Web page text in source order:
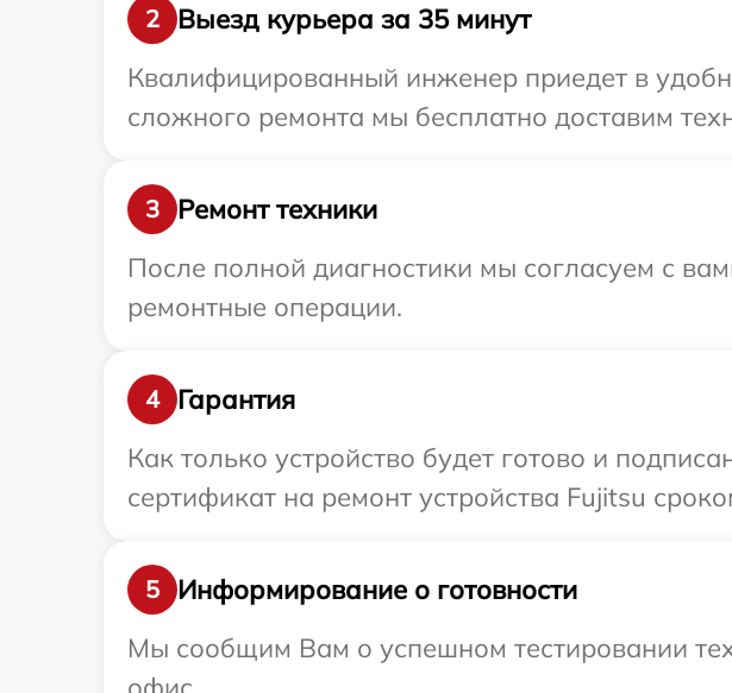
2
Выезд курьера за 35 минут
Квалифицированный инженер приедет в
сложного ремонта мы бесплатно доставим
3
Ремонт техники
После полной диагностики мы согласуем с
ремонтные операции.
4
Гарантия
Как только устройство будет готово и
сертификат на ремонт устройства Fujitsu
5
Информирование о готовности
Мы сообщим Вам о успешном тестировании